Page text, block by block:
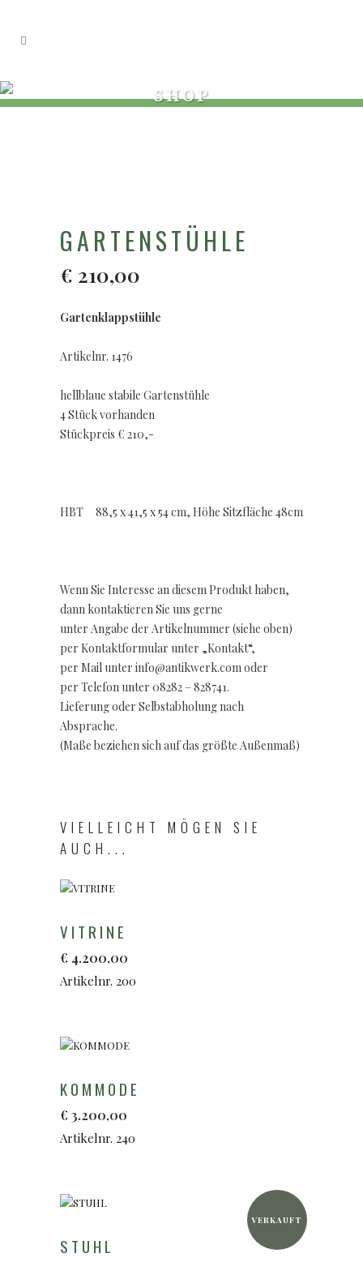
SHOP
GARTENSTÜHLE
€ 210,00
Gartenklappstühle
Artikelnr. 1476
hellblaue stabile Gartenstühle
4 Stück vorhanden
Stückpreis € 210,-
HBT 88,5 x 41,5 x 54 cm, Höhe Sitzfläche 48cm
Wenn Sie Interesse an diesem Produkt haben,
dann kontaktieren Sie uns gerne
unter Angabe der Artikelnummer (siehe oben)
per Kontaktformular unter „Kontakt“,
per Mail unter info@antikwerk.com oder
per Telefon unter 08282 – 828741.
Lieferung oder Selbstabholung nach
Absprache.
(Maße beziehen sich auf das größte Außenmaß)
VIELLEICHT MÖGEN SIE
AUCH...
VITRINE
€ 4.200,00
Artikelnr. 200
KOMMODE
€ 3.200,00
Artikelnr. 240
STUHL
VERKAUFT